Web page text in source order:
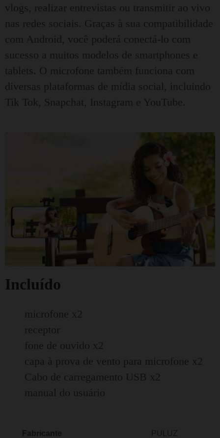
vlogs, realizar entrevistas ou transmitir ao vivo
nas redes sociais. Graças à sua compatibilidade
com Android, você poderá conectá-lo com
sucesso a muitos modelos de smartphones e
tablets. O microfone também funciona com
diversas plataformas de mídia social, incluindo
Tik Tok, Snapchat, Instagram e YouTube.
Incluído
microfone x2
receptor
fone de ouvido x2
capa à prova de vento para microfone x2
Cabo de carregamento USB x2
manual do usuário
Fabricante PULUZ